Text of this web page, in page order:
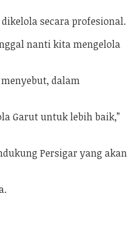
secara profesional.
nanti kita mengelola
dalam
Garut untuk lebih baik,”
Persigar yang akan